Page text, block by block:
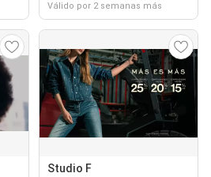
Válido por 2 semanas más
Studio F